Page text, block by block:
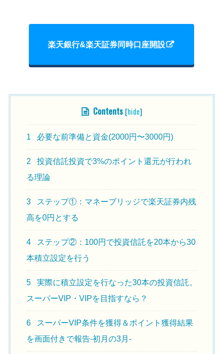
楽天銀行&楽天証券同時口座開設
Contents [hide]
1 必要な前準備と資金(2000円〜3000円)
2
投資信託投資で3%のポイント還元が行われ
る理論
3
ステップ①：マネーブリッジで楽天証券内残
高を0円とする
4
ステップ②：100円で投資信託を20本から30
本積立設定を行う
5
実際に積立設定を行なった30本の投資信託。
スーパーVIP・VIPを目指すなら？
6
スーパーVIP条件を獲得＆ポイント獲得結果
を画面付きで報告-初月の3月-